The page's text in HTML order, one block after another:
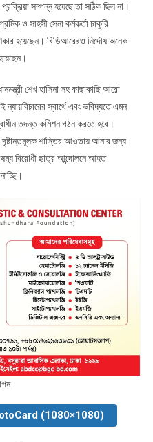
সম্পন্ন হয়েছে তা সঠিক ছিল না।
ও সাহসী সেনা কর্মকর্তা চাকুরি
হয়েছেন। বিডিআরেরও নির্দোষ অনেক
শেখ হাসিনা সহ কাছাকাছি আরো
স্বার্থে এবং ভবিষ্যতে এমন
তদন্ত কমিশন গঠন করতে হবে।
শাস্তির আওতায় আনার জন্য
বিরোধী ছাত্র আন্দোলনে আহত
(1080×1080)